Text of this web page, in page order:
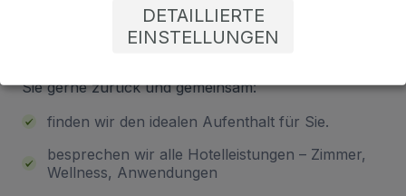
Sie gerne zurück und gemeinsam:
finden wir den idealen Aufenthalt für Sie.
besprechen wir alle Hotelleistungen – Zimmer,
Wellness, Anwendungen
DETAILLIERTE
EINSTELLUNGEN